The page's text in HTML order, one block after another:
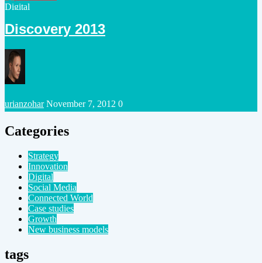
Posted
Digital
Discovery 2013
Posted
urianzohar November 7, 2012 0
Categories
Strategy
Innovation
Digital
Social Media
Connected World
Case studies
Growth
New business models
tags